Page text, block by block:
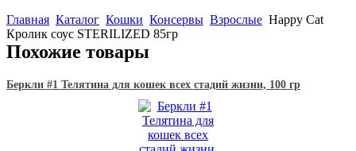
Главная Каталог Кошки Консервы Взрослые Happy Cat
Кролик соус STERILIZED 85гр
Похожие товары
Беркли #1 Телятина для кошек всех стадий жизни, 100 гр